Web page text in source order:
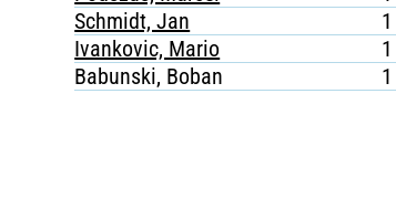
Schmidt, Jan
Ivankovic, Mario
Babunski, Boban